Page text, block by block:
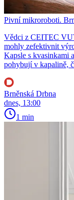
Pivní mikroroboti.
Vědci z CEITEC
mohly zefektivnit
Kapsle s kvasinkami
pohybují v kapalině,
Brněnská Drbna
dnes, 13:00
1 min